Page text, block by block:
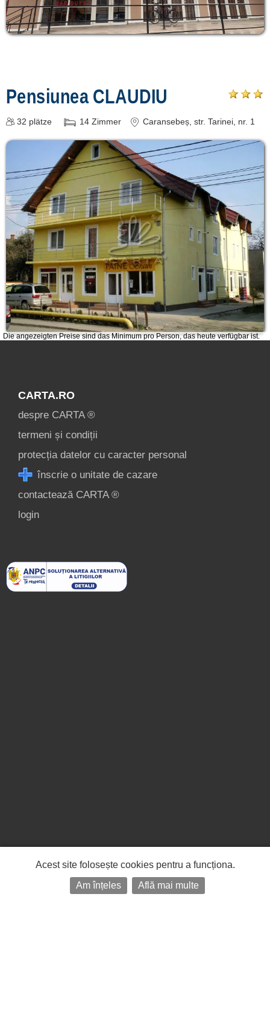
Die angezeigten Preise sind das Minimum pro Person, das heute verfügbar ist.
Pensiunea CLAUDIU
32 plätze 14 Zimmer Caransebeș, str. Tarinei, nr. 1
CARTA.RO
despre CARTA ®
termeni și condiții
protecția datelor cu caracter personal
înscrie o unitate de cazare
contactează CARTA ®
login
Acest site folosește cookies pentru a funcționa.
Am înțeles
Află mai multe